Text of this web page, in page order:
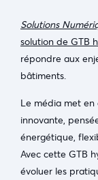
Solutions
solution de GTB
répondre aux
bâtiments.
Le média met
innovante,
énergétique,
Avec cette GTB
évoluer les